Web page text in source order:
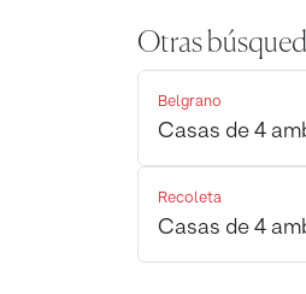
Otras
Belgrano
Casas de 4
Recoleta
Casas de 4